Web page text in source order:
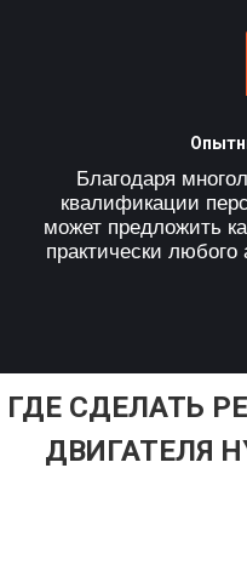
Благодаря
квалификации
может предложить
практически
ГДЕ СДЕЛАТЬ
ДВИГАТЕЛЯ